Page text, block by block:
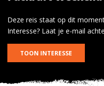
Deze reis staat op dit
Interesse? Laat je e-mail
TOON INTERESSE